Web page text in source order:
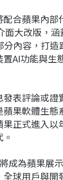
配合蘋果內部
面大改版，涵
內容，打造
AI功能與生
表評論或證
果軟體生態
正式進入以
成為蘋果展
球用戶與開